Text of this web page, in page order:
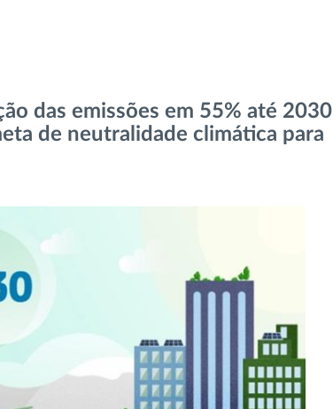
das emissões em 55% até 2030
de neutralidade climática para